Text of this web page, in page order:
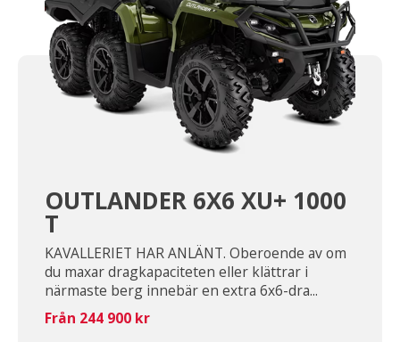
OUTLANDER 6X6 XU+ 1000
T
KAVALLERIET HAR ANLÄNT. Oberoende av om
du maxar dragkapaciteten eller klättrar i
närmaste berg innebär en extra 6x6-dra...
Från 244 900 kr